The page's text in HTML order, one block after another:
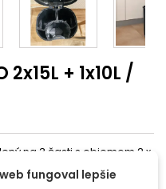
+ 1x10L /
na 3 časti s objemom 2 x
zabezpečuje pomalé
fungoval lepšie